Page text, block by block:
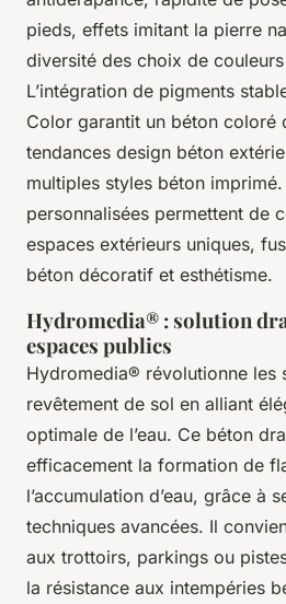
pieds, effets imitant la pierre
diversité des choix de
L’intégration de pigments
Color garantit un béton coloré
tendances design béton
multiples styles béton
personnalisées permettent de
espaces extérieurs uniques,
béton décoratif et esthétisme.
Hydromedia® : solution
espaces publics
Hydromedia® révolutionne les
revêtement de sol en alliant
optimale de l’eau. Ce béton
efficacement la formation de
l’accumulation d’eau, grâce à
techniques avancées. Il
aux trottoirs, parkings ou
la résistance aux intempéries